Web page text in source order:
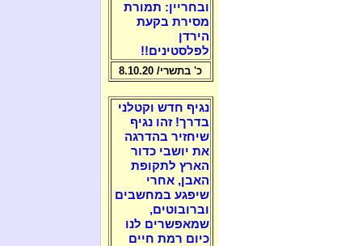
ובחריין: תמורת
מסירת בקעת
הירדן
לפלסטינים!!
כ' בתשרי/ 8.10.20
נגיף חדש וקטלני
בדרך! זהו נגיף
שיחזיר בהדרגה
את יושבי כדור
הארץ לתקופת
האבן, אחרי
שיפגע במחשבים
וברובוטים,
שמאפשרים לנו
כיום רמת חיים